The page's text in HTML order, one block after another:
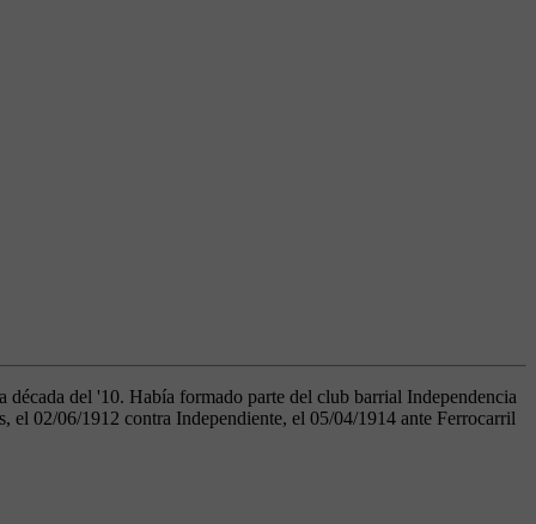
del '10. Había formado parte del club barrial Independencia
02/06/1912 contra Independiente, el 05/04/1914 ante Ferrocarril